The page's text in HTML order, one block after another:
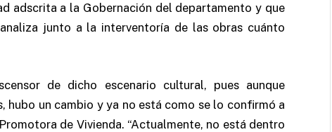
adscrita a la Gobernación del departamento y que
junto a la interventoría de las obras cuánto
de dicho escenario cultural, pues aunque
hubo un cambio y ya no está como se lo confirmó a
de Vivienda. “Actualmente, no está dentro